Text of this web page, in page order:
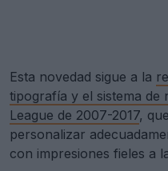
Esta novedad sigue a la
tipografía y el sistema de
League de 2007-2017,
personalizar
con impresiones fieles a